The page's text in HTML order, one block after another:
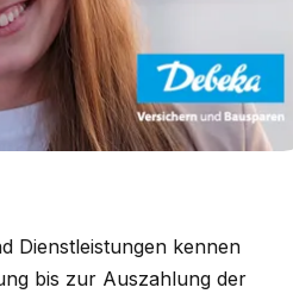
Dienstleistungen kennen
bis zur Auszahlung der